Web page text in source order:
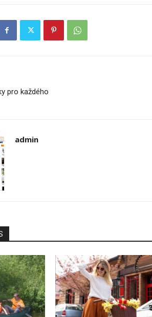
pro každého
admin